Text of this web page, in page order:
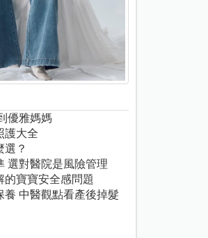
優雅媽媽
護大全
選？
選對醫院是風險管理
的寶寶安全感問題
養 中醫觀點看產後掉髮